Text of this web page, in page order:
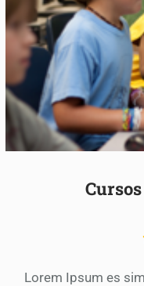
Lorem Ipsum es